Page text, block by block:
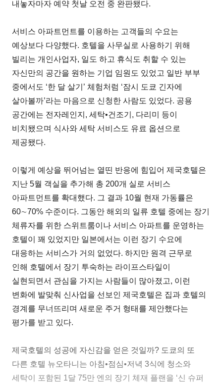
내놓자마자 예약 첫날 오전 중 완판됐다.
서비스 아파트먼트를 이용하는 고객들의 수요는
예상보다 다양했다. 호텔을 사무실로 사용하기 위해
빌리는 개인사업자, 일도 하고 휴식도 취할 수 있는
자신만의 공간을 원하는 기업 임원도 있었고 일반 부부
중에서도 ‘한 달 살기’ 체험처럼 ‘잠시 도쿄 긴자에
살아볼까’라는 마음으로 신청한 사람도 있었다. 공용
공간에는 전자레인지, 세탁•건조기, 다리미 등이
비치됐으며 식사와 세탁 서비스도 유료 옵션으로
제공됐다.
이렇게 예상을 뛰어넘는 열띤 반응에 힘입어 제국호텔은
지난 5월 객실을 추가해 총 200개 실로 서비스
아파트먼트를 확대했다. 그 결과 10월 현재 가동률은
60∼70% 수준이다. 그동안 해외의 일류 호텔 중에는 장기
체류자를 위한 스위트룸이나 서비스 아파트를 운영하는
호텔이 꽤 있었지만 일본에서는 이런 장기 수요에
대응하는 서비스가 거의 없었다. 하지만 원격 근무로
인해 호텔에서 장기 투숙하는 라이프스타일이
실현되면서 관심을 가지는 사람들이 많아졌고, 이런
변화에 발맞춰 신사업을 선보인 제국호텔은 집과 호텔의
경계를 무너뜨리며 새로운 주거 형태를 제안했다는
평가를 받고 있다.
제국호텔의 성공에 자신감을 얻은 것일까? 도쿄의 또
다른 호텔 뉴오타니는 아침•점심•저녁 3식에 청소와
세탁이 포함된 1달 75만 엔의 장기 체재 플랜을 ‘신 슈퍼